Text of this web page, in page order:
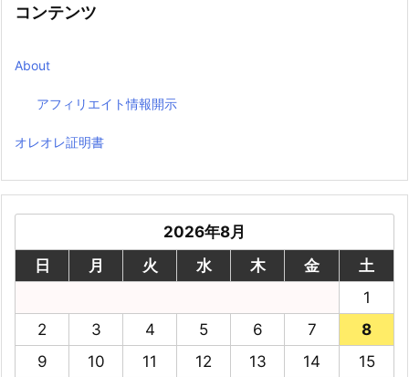
コンテンツ
About
アフィリエイト情報開示
オレオレ証明書
2026年8月
日
月 火 水 木 金
土
1
2
3 4 5 6 7
8
9
10 11 12 13 14
15